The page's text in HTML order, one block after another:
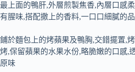
最上面的鴨肝,外層煎製焦香,內層口感
有腥味,搭配撒上的香料,一口口細膩的
鋪於麵包上的烤蘋果及鴨胸,交錯擺置,
烤,保留蘋果的水果水份,略脆嫩的口感,
原味